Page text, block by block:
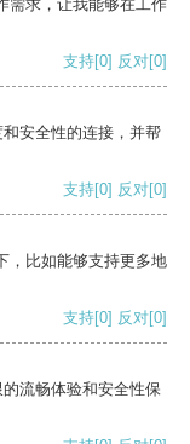
需求，让我能够在工作
支持[0] 反对[0]
安全性的连接，并帮
支持[0] 反对[0]
，比如能够支持更多地
支持[0] 反对[0]
流畅体验和安全性保